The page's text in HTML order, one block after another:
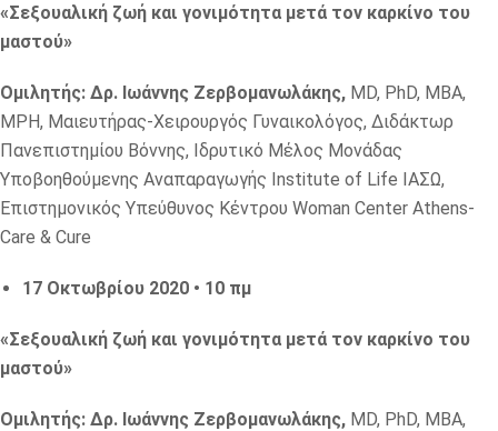
«Σεξουαλική ζωή και γονιμότητα μετά τον καρκίνο του
μαστού»
Ομιλητής: Δρ. Ιωάννης Ζερβομανωλάκης, MD, PhD, MBA,
MPH, Μαιευτήρας-Χειρουργός Γυναικολόγος, Διδάκτωρ
Πανεπιστημίου Βόννης, Ιδρυτικό Μέλος Μονάδας
Υποβοηθούμενης Αναπαραγωγής Institute of Life ΙΑΣΩ,
Επιστημονικός Υπεύθυνος Κέντρου Woman Center Athens-
Care & Cure
17 Οκτωβρίου 2020 • 10 πμ
«Σεξουαλική ζωή και γονιμότητα μετά τον καρκίνο του
μαστού»
Ομιλητής: Δρ. Ιωάννης Ζερβομανωλάκης, MD, PhD, MBA,